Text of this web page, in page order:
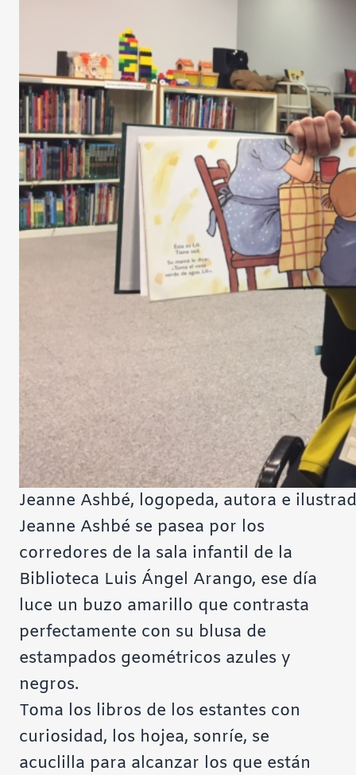
Jeanne Ashbé, logopeda, autora e
Jeanne Ashbé se pasea por los
corredores de la sala infantil de la
Biblioteca Luis Ángel Arango, ese día
luce un buzo amarillo que contrasta
perfectamente con su blusa de
estampados geométricos azules y
negros.
Toma los libros de los estantes con
curiosidad, los hojea, sonríe, se
acuclilla para alcanzar los que están